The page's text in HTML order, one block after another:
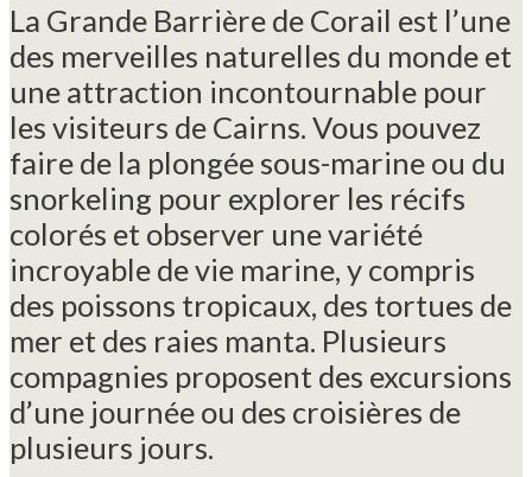
La Grande Barrière de Corail est l’une
des merveilles naturelles du monde et
une attraction incontournable pour
les visiteurs de Cairns. Vous pouvez
faire de la plongée sous-marine ou du
snorkeling pour explorer les récifs
colorés et observer une variété
incroyable de vie marine, y compris
des poissons tropicaux, des tortues de
mer et des raies manta. Plusieurs
compagnies proposent des excursions
d’une journée ou des croisières de
plusieurs jours.